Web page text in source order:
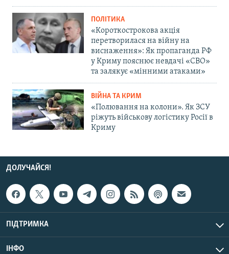
ПОЛІТИКА
«Короткострокова акція
перетворилася на війну на
виснаження»: Як пропаганда РФ
у Криму пояснює невдачі «СВО»
та залякує «мінними атаками»
ВІЙНА ТА КРИМ
«Полювання на колони». Як ЗСУ
ріжуть військову логістику Росії в
Криму
ДОЛУЧАЙСЯ!
ПІДТРИМКА
ІНФО